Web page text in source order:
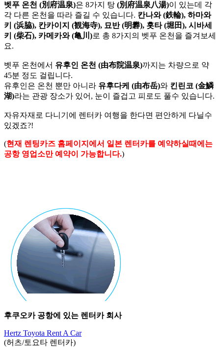
벳푸 온천 (別府温泉)은 8가지 탕 (別府温泉八湯)이 있는데 각
각 다른 온천을 따라 즐길 수 있습니다. 칸나와 (鉄輪), 하마와
키 (浜脇), 칸카이지 (観海寺), 묘반 (明礬), 홋타 (堀田), 시바세
키 (柴石), 카메카와 (亀川)로 총 8가지의 벳푸 온천을 즐겨보세
요.
벳푸 온천에서 유후인 온천 (由布院温泉)까지는 차량으로 약
45분 정도 걸립니다.
유후인은 온천 뿐만 아니라 유후다케 (由布岳)와 킨린코 (金鱗
湖)라는 관광 장소가 있어, 눈이 즐겁고 피로도 풀수 있습니다.
자유자재로 다니기에 렌터카 여행을 한다면 편안하게 다닐수
있겠죠?!
(현재 렌팅카즈 홈페이지에서 일본 렌터카를 예약하실때에는
공항 영업소만 예약이 가능합니다.)
후쿠오카 공항에 있는 렌터카 회사
Hertz Toyota Rent A Car
(허츠/토요타 렌터카)